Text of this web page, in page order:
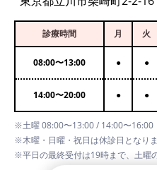
診療時間 月 火
08:00〜13:00 ● ●
14:00〜20:00 ● ●
※土曜 08:00〜13:00 / 14:00〜16:00
※木曜・日曜・祝日は休診日となりま
※平日の最終受付は19時まで、土曜